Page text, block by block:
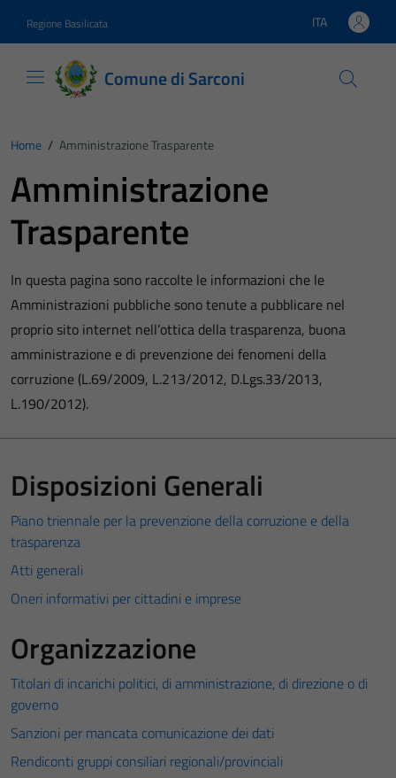
Regione Basilicata Lingua attiva:
ITA
Comune di Sarconi
Home / Amministrazione Trasparente
Amministrazione
Trasparente
In questa pagina sono raccolte le informazioni che le
Amministrazioni pubbliche sono tenute a pubblicare nel
proprio sito internet nell’ottica della trasparenza, buona
amministrazione e di prevenzione dei fenomeni della
corruzione (L.69/2009, L.213/2012, D.Lgs.33/2013,
L.190/2012).
Disposizioni Generali
Piano triennale per la prevenzione della corruzione e della
trasparenza
Atti generali
Oneri informativi per cittadini e imprese
Organizzazione
Titolari di incarichi politici, di amministrazione, di direzione o di
governo
Sanzioni per mancata comunicazione dei dati
Rendiconti gruppi consiliari regionali/provinciali